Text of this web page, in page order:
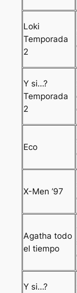
Loki
Temporada
2
Y si…?
Temporada
2
Eco
X-Men ’97
Agatha todo
el tiempo
Y si…?